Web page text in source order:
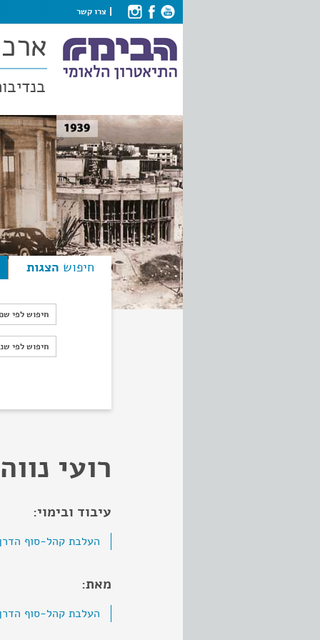
צרו קשר
חיפוש הצגות
חיפוש לפי
חיפוש לפי
חיפוש לפי
רועי נווה
עיבוד ובימוי:
העלבת קהל-סוף
מאת:
העלבת קהל-סוף